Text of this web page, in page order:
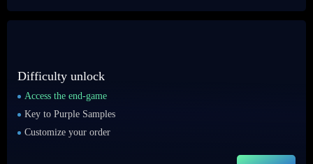
Difficulty unlock
Access the end-game
Key to Purple Samples
Customize your order